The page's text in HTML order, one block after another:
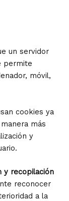
un servidor
permite
móvil,
cookies ya
más
y
y recopilación
reconocer
a la